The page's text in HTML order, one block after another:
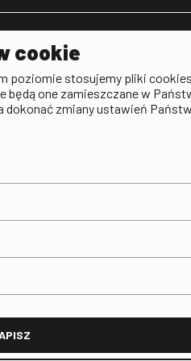
dostępności
antykorupcyjna
w FINA
cookie
poziomie stosujemy pliki cookies.
będą one zamieszczane w
dokonać zmiany ustawień